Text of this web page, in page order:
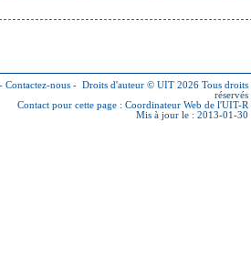
- Contactez-nous - Droits d'auteur © UIT 2026 Tous droits
réservés
Contact pour cette page : Coordinateur Web de l'UIT-R
Mis à jour le : 2013-01-30